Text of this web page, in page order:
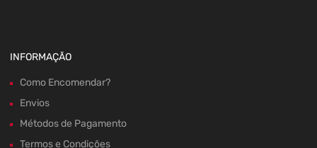
INFORMAÇÃO
Como Encomendar?
Envios
Métodos de Pagamento
Termos e Condições